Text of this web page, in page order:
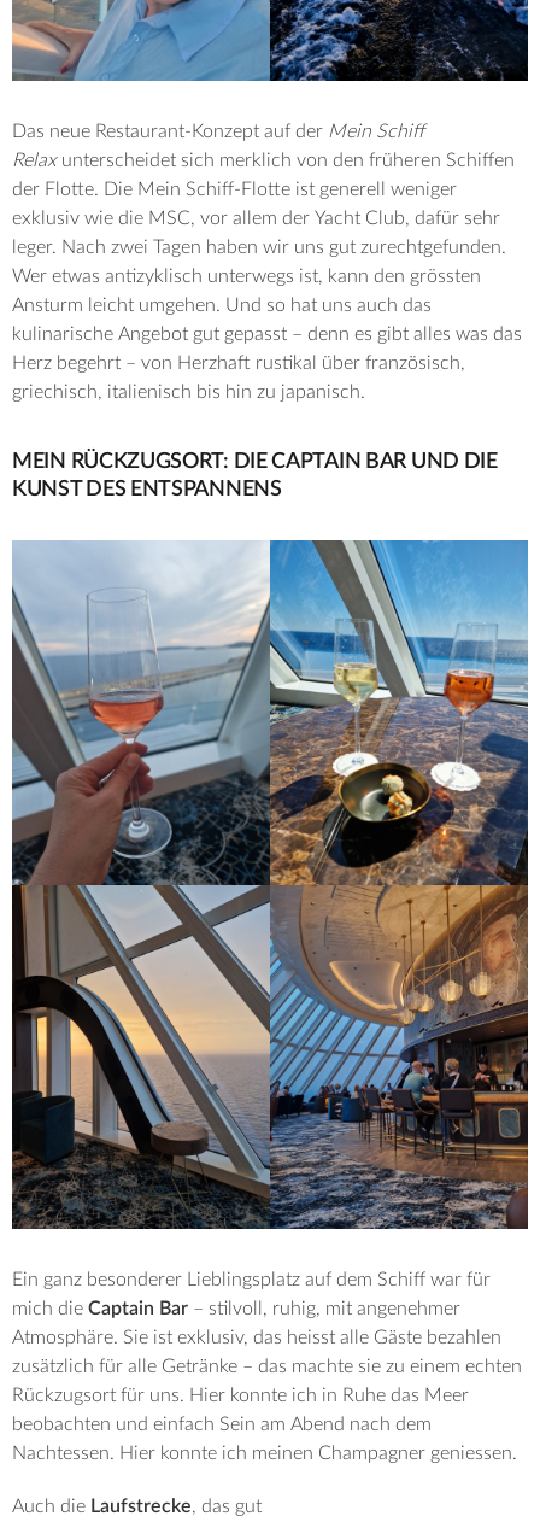
Das neue Restaurant-Konzept auf der Mein Schiff
Relaxunterscheidet sich merklich von den früheren Schiffen
der Flotte. Die Mein Schiff-Flotte ist generell weniger
exklusiv wie die MSC, vor allem der Yacht Club, dafür sehr
leger. Nach zwei Tagen haben wir uns gut zurechtgefunden.
Wer etwas antizyklisch unterwegs ist, kann den grössten
Ansturm leicht umgehen. Und so hat uns auch das
kulinarische Angebot gut gepasst – denn es gibt alles was das
Herz begehrt – von Herzhaft rustikal über französisch,
griechisch, italienisch bis hin zu japanisch.
MEIN RÜCKZUGSORT: DIE CAPTAIN BAR UND DIE
KUNST DES ENTSPANNENS
Ein ganz besonderer Lieblingsplatz auf dem Schiff war für
mich die Captain Bar – stilvoll, ruhig, mit angenehmer
Atmosphäre. Sie ist exklusiv, das heisst alle Gäste bezahlen
zusätzlich für alle Getränke – das machte sie zu einem echten
Rückzugsort für uns. Hier konnte ich in Ruhe das Meer
beobachten und einfach Sein am Abend nach dem
Nachtessen. Hier konnte ich meinen Champagner geniessen.
Auch die Laufstrecke, das gut